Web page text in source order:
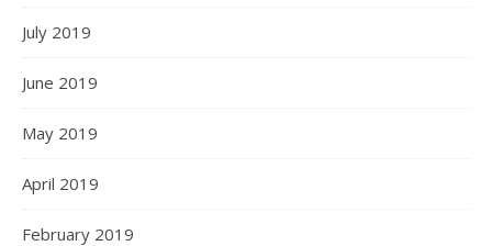
July 2019
June 2019
May 2019
April 2019
February 2019